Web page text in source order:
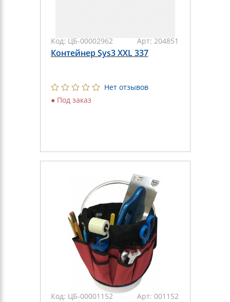
Код: ЦБ-00002962 Арт: 204851
Контейнер Sys3 XXL 337
Нет отзывов
● Под заказ
Код: ЦБ-00001152 Арт: 001152